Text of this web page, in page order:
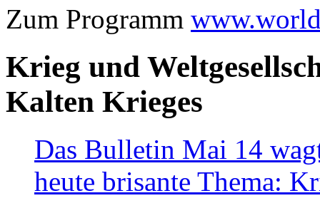
Zum Programm
Krieg und
Kalten Krieges
Das Bulletin Mai 14
heute brisante Thema: